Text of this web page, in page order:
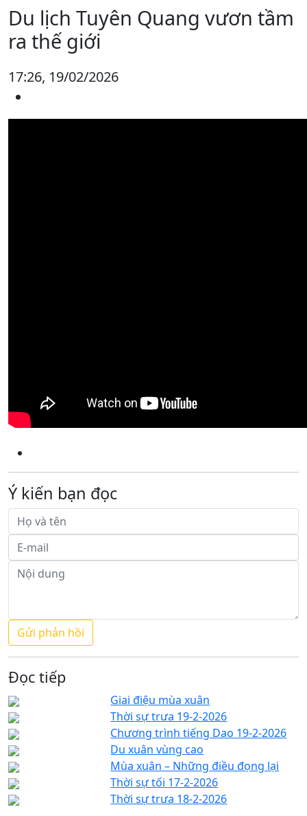
Du lịch Tuyên Quang vươn tầm
ra thế giới
17:26, 19/02/2026
Ý kiến bạn đọc
Đọc tiếp
Giai điệu mùa xuân
Thời sự trưa 19-2-2026
Chương trình tiếng Dao 19-2-2026
Du xuân vùng cao
Mùa xuân – Những điều đọng lại
Thời sự tối 17-2-2026
Thời sự trưa 18-2-2026